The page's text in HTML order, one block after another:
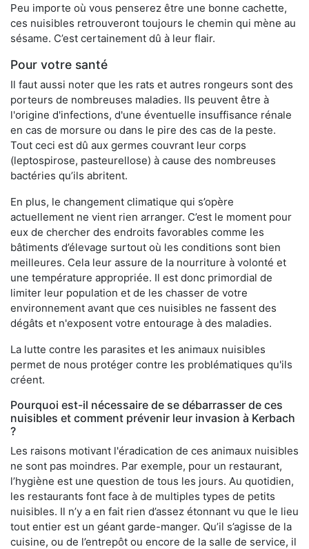
Peu importe où vous penserez être une bonne cachette,
ces nuisibles retrouveront toujours le chemin qui mène au
sésame. C’est certainement dû à leur flair.
Pour votre santé
Il faut aussi noter que les rats et autres rongeurs sont des
porteurs de nombreuses maladies. Ils peuvent être à
l'origine d'infections, d'une éventuelle insuffisance rénale
en cas de morsure ou dans le pire des cas de la peste.
Tout ceci est dû aux germes couvrant leur corps
(leptospirose, pasteurellose) à cause des nombreuses
bactéries qu’ils abritent.
En plus, le changement climatique qui s’opère
actuellement ne vient rien arranger. C’est le moment pour
eux de chercher des endroits favorables comme les
bâtiments d’élevage surtout où les conditions sont bien
meilleures. Cela leur assure de la nourriture à volonté et
une température appropriée. Il est donc primordial de
limiter leur population et de les chasser de votre
environnement avant que ces nuisibles ne fassent des
dégâts et n'exposent votre entourage à des maladies.
La lutte contre les parasites et les animaux nuisibles
permet de nous protéger contre les problématiques qu'ils
créent.
Pourquoi est-il nécessaire de se débarrasser de ces
nuisibles et comment prévenir leur invasion à Kerbach
?
Les raisons motivant l'éradication de ces animaux nuisibles
ne sont pas moindres. Par exemple, pour un restaurant,
l’hygiène est une question de tous les jours. Au quotidien,
les restaurants font face à de multiples types de petits
nuisibles. Il n’y a en fait rien d’assez étonnant vu que le lieu
tout entier est un géant garde-manger. Qu’il s’agisse de la
cuisine, ou de l’entrepôt ou encore de la salle de service, il